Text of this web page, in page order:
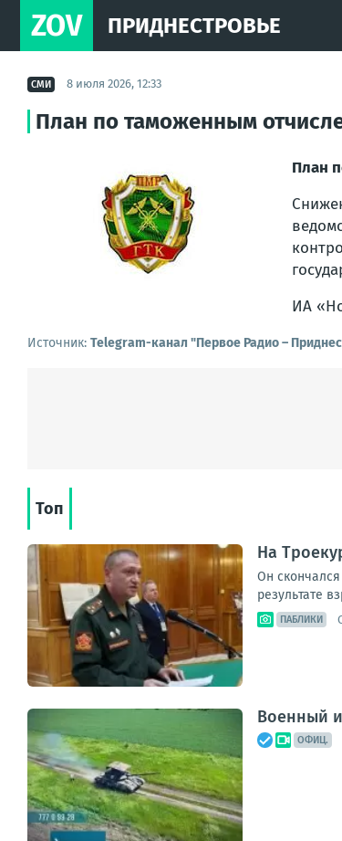
ZOV ПРИДНЕСТРОВЬЕ
СМИ 8 июля 2026, 12:33
План по таможенным
План
ИА
Источник: Telegram-канал "Первое Радио –
Топ
На
Он
результате
ПАБЛИКИ
Военный
ОФИЦ.